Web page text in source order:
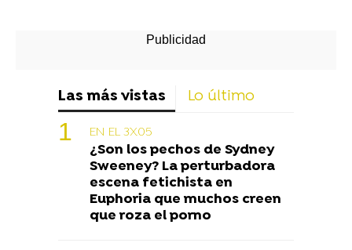
Las más vistas Lo último
EN EL 3X05
¿Son los pechos de Sydney
Sweeney? La perturbadora
escena fetichista en
Euphoria que muchos creen
que roza el porno